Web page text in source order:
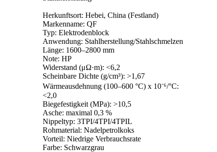
Herkunftsort: Hebei, China (Festland)
Markenname: QF
Typ: Elektrodenblock
Anwendung: Stahlherstellung/Stahlschmelzen
Länge: 1600–2800 mm
Note: HP
Widerstand (μΩ·m): <6,2
Scheinbare Dichte (g/cm³): >1,67
Wärmeausdehnung (100–600 °C) x 10⁻⁶/°C:
<2,0
Biegefestigkeit (MPa): >10,5
Asche: maximal 0,3 %
Nippeltyp: 3TPI/4TPI/4TPIL
Rohmaterial: Nadelpetrolkoks
Vorteil: Niedrige Verbrauchsrate
Farbe: Schwarzgrau